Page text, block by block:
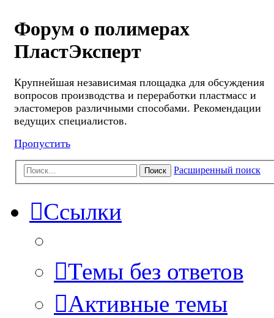
Форум о полимерах
ПластЭксперт
Крупнейшая независимая площадка для обсуждения
вопросов производства и переработки пластмасс и
эластомеров различными способами. Рекомендации
ведущих специалистов.
Пропустить
Поиск Расширенный поиск
Ссылки
Темы без ответов
Активные темы